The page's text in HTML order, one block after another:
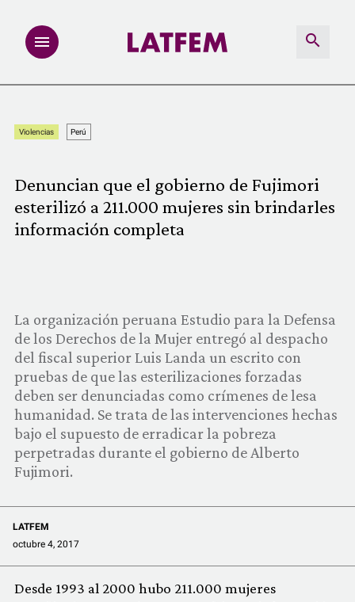
MULTIMEDIA
REDACCIÓN ABIERTA
PRODUCTOS
COMUNIDAD
QUIÉNES SOMOS
Violencias Perú
Denuncian que el gobierno de Fujimori
esterilizó a 211.000 mujeres sin brindarles
información completa
La organización peruana Estudio para la Defensa
de los Derechos de la Mujer entregó al despacho
del fiscal superior Luis Landa un escrito con
pruebas de que las esterilizaciones forzadas
deben ser denunciadas como crímenes de lesa
humanidad. Se trata de las intervenciones hechas
bajo el supuesto de erradicar la pobreza
perpetradas durante el gobierno de Alberto
Fujimori.
LATFEM
octubre 4, 2017
Desde 1993 al 2000 hubo 211.000 mujeres